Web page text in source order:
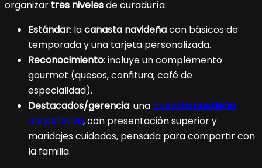
organizar tres nivelesde curaduría:
Estándar: lacanasta navideñacon básicos de
temporada y una tarjeta personalizada.
Reconocimiento: incluye un complemento
gourmet (quesos, confitura, café de
especialidad).
Destacados/gerencia: unacanasta navideña
corporativa, con presentación superior y
maridajes cuidados, pensada para compartir con
la familia.